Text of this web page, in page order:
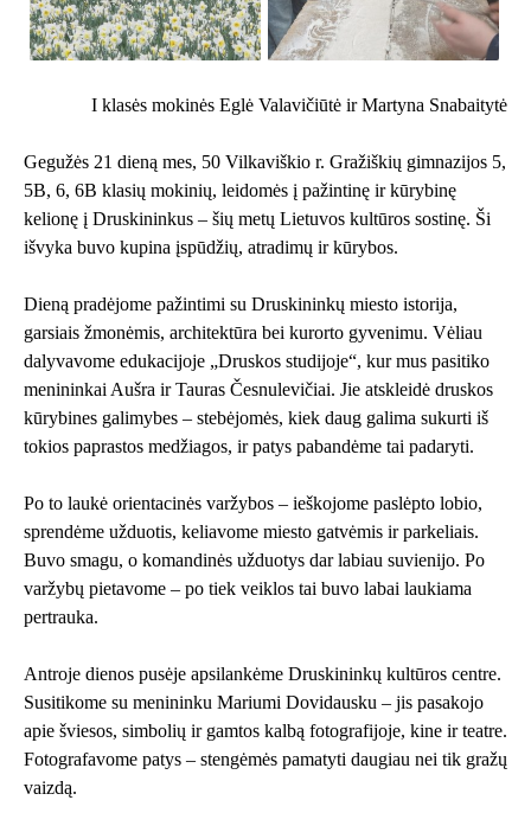
I klasės mokinės Eglė Valavičiūtė ir Martyna Snabaitytė
Gegužės 21 dieną mes, 50 Vilkaviškio r. Gražiškių gimnazijos 5,
5B, 6, 6B klasių mokinių, leidomės į pažintinę ir kūrybinę
kelionę į Druskininkus – šių metų Lietuvos kultūros sostinę. Ši
išvyka buvo kupina įspūdžių, atradimų ir kūrybos.
Dieną pradėjome pažintimi su Druskininkų miesto istorija,
garsiais žmonėmis, architektūra bei kurorto gyvenimu. Vėliau
dalyvavome edukacijoje „Druskos studijoje“, kur mus pasitiko
menininkai Aušra ir Tauras Česnulevičiai. Jie atskleidė druskos
kūrybines galimybes – stebėjomės, kiek daug galima sukurti iš
tokios paprastos medžiagos, ir patys pabandėme tai padaryti.
Po to laukė orientacinės varžybos – ieškojome paslėpto lobio,
sprendėme užduotis, keliavome miesto gatvėmis ir parkeliais.
Buvo smagu, o komandinės užduotys dar labiau suvienijo. Po
varžybų pietavome – po tiek veiklos tai buvo labai laukiama
pertrauka.
Antroje dienos pusėje apsilankėme Druskininkų kultūros centre.
Susitikome su menininku Mariumi Dovidausku – jis pasakojo
apie šviesos, simbolių ir gamtos kalbą fotografijoje, kine ir teatre.
Fotografavome patys – stengėmės pamatyti daugiau nei tik gražų
vaizdą.